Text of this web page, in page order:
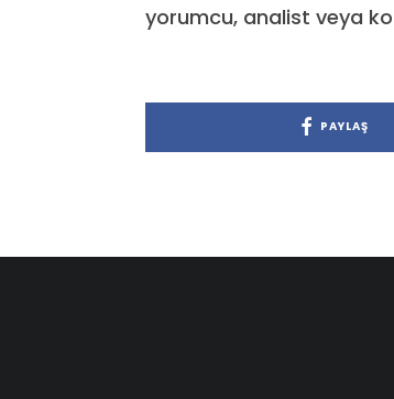
yorumcu, analist veya
PAYLAŞ